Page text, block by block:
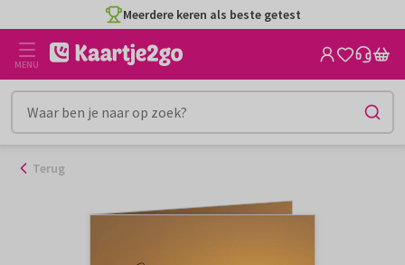
naar
inhoud
Meerdere keren als beste getest
MENU
Terug